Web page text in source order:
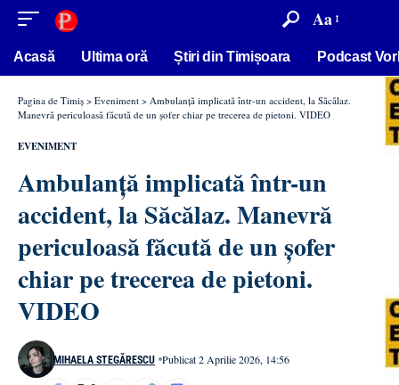
conținut Aa
Acasă Ultima oră Știri din Timișoara Podcast
Pagina de Timiș > Eveniment > Ambulanță implicată într-un accident, la Săcălaz.
Manevră periculoasă făcută de un șofer chiar pe trecerea de pietoni. VIDEO
EVENIMENT
Ambulanță implicată într-un
accident, la Săcălaz. Manevră
periculoasă făcută de un șofer
chiar pe trecerea de pietoni.
VIDEO
MIHAELA STEGĂRESCU Publicat 2 Aprilie 2026, 14:56